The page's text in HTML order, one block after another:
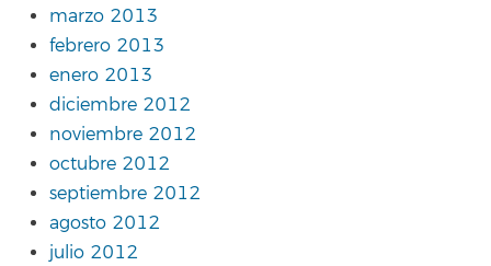
marzo 2013
febrero 2013
enero 2013
diciembre 2012
noviembre 2012
octubre 2012
septiembre 2012
agosto 2012
julio 2012